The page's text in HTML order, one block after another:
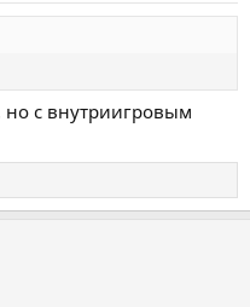
но с внутриигровым